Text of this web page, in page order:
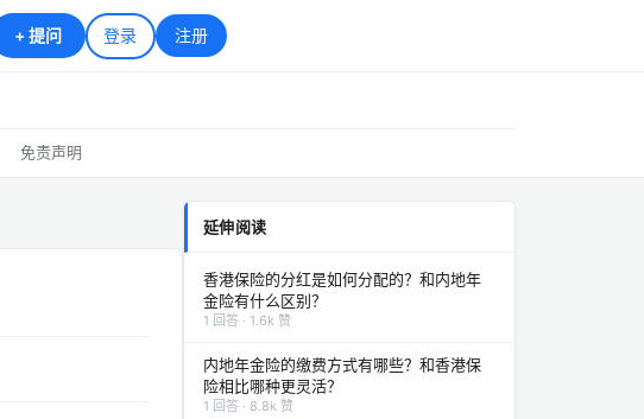
+提问 登录 注册
免责声明
延伸阅读
香港保险的分红是如何分配的？和内地年
金险有什么区别？
1 回答 · 1.6k 赞
内地年金险的缴费方式有哪些？和香港保
险相比哪种更灵活？
1 回答 · 8.8k 赞